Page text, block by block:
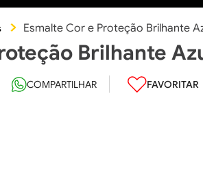
Esmalte Cor e Proteção Brilhante
Brilhante